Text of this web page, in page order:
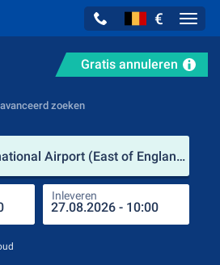
€
Gratis annuleren
zoeken
Norwich International Airport (East of England / Verenigd Koninkrijk)
Inleveren